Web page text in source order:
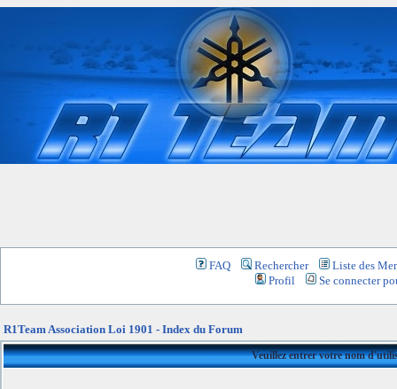
FAQ Rechercher
Liste des
Profil
Se connecter
R1Team Association Loi 1901 - Index du Forum
Veuillez entrer votre nom